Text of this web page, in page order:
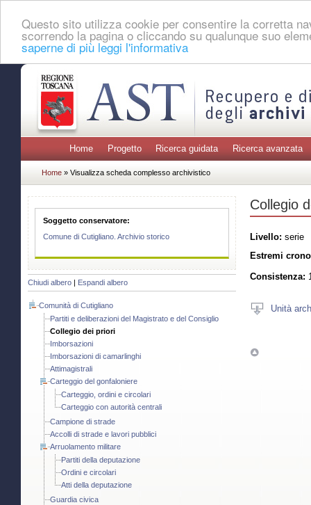
Questo sito utilizza cookie per consentire la corretta
scorrendo la pagina o cliccando su qualunque suo
saperne di più leggi l'informativa
Home Progetto Ricerca guidata Ricerca avanzata
Home » Visualizza scheda complesso archivistico
Soggetto conservatore:
Comune di Cutigliano. Archivio storico
Chiudi albero Espandi albero
Comunità di Cutigliano
Partiti e deliberazioni del Magistrato e del Consiglio
Collegio dei priori
Imborsazioni
Imborsazioni di camarlinghi
Attimagistrali
Carteggio del gonfaloniere
Carteggio, ordini e circolari
Carteggio con autorità centrali
Campione di strade
Accolli di strade e lavori pubblici
Arruolamento militare
Partiti della deputazione
Ordini e circolari
Atti della deputazione
Guardia civica
Collegio
Livello: serie
Estremi
Consistenza:
Unità